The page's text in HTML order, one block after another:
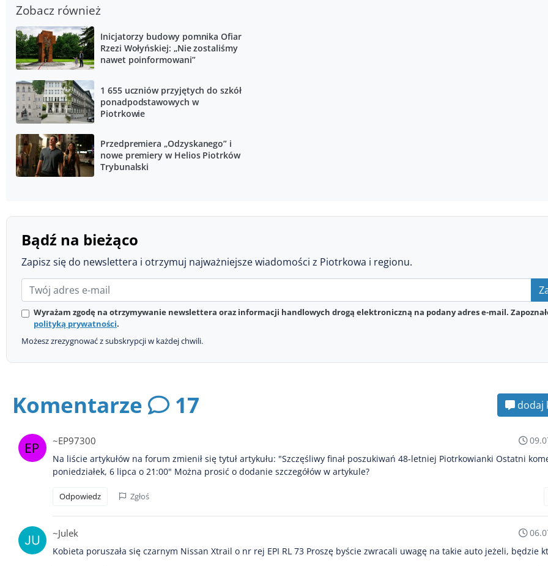
Zobacz również
Inicjatorzy budowy pomnika Ofiar
Rzezi Wołyńskiej: „Nie zostaliśmy
nawet poinformowani”
1 655 uczniów przyjętych do szkół
ponadpodstawowych w
Piotrkowie
Przedpremiera „Odzyskanego” i
nowe premiery w Helios Piotrków
Trybunalski
Bądź na bieżąco
Zapisz się do newslettera i otrzymuj najważniejsze wiadomości z Piotrkowa i regionu.
Wyrażam zgodę na otrzymywanie newslettera oraz informacji handlowych drogą elektroniczną na podany adres e-mail.
polityką prywatności.
Możesz zrezygnować z subskrypcji w każdej chwili.
Komentarze 17 dodaj
~EP97300
Na liście artykułów na forum zmienił się tytuł artykułu: "Szczęśliwy finał poszukiwań 48-letniej Piotrkowianki Ostatni
poniedziałek, 6 lipca o 21:00" Można prosić o dodanie szczegółów w artykule?
Odpowiedz Zgłoś
~Julek
Kobieta poruszała się czarnym Nissan Xtrail o nr rej EPI RL 73 Proszę byście zwracali uwagę na takie auto jeżeli, będzie